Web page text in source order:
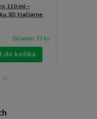
110 ml –
3D tlačiarne
Skladom 33 ks
do košíka